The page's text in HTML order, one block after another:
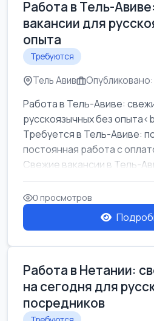
Работа в Тель-
вакансии для
опыта
Требуются
Тель Авив
Работа в Тель-Авиве:
русскоязычных без
Требуется в Тель-Авиве:
постоянная работа с
Свежие вакансии в Тель-
женщин от хозя...
0 просмотров
Работа в Нетании:
на сегодня для
посредников